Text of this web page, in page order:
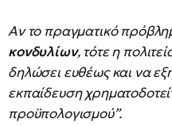
Αν το πραγματικό
κονδυλίων, τότε η
δηλώσει ευθέως και να
εκπαίδευση
προϋπολογισμού”.